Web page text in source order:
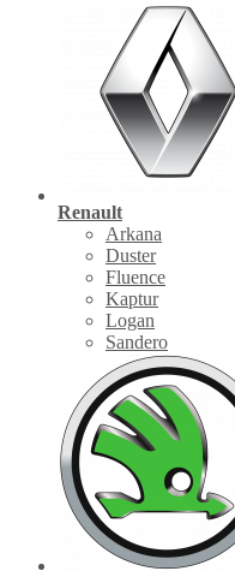
Renault
Arkana
Duster
Fluence
Kaptur
Logan
Sandero